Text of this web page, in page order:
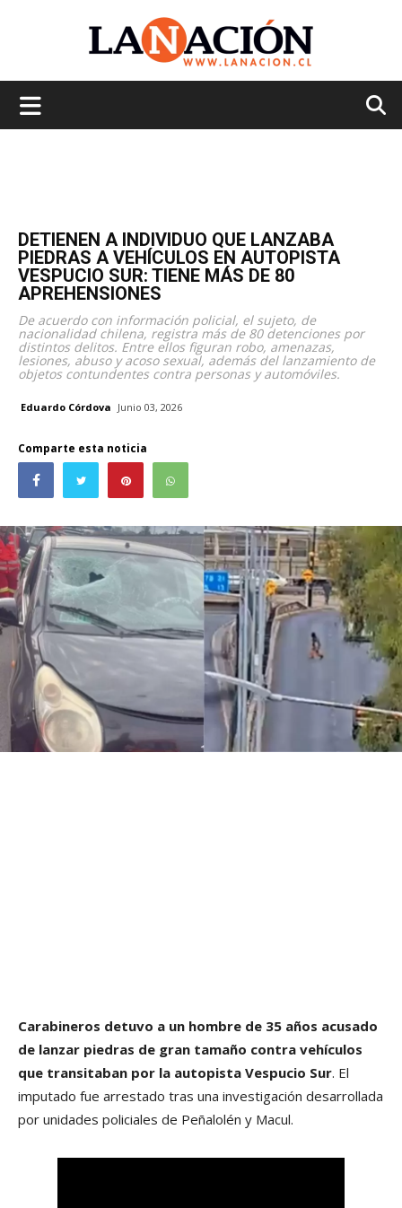
DETIENEN A INDIVIDUO QUE LANZABA
PIEDRAS A VEHÍCULOS EN AUTOPISTA
VESPUCIO SUR: TIENE MÁS DE 80
APREHENSIONES
De acuerdo con información policial, el sujeto, de
nacionalidad chilena, registra más de 80 detenciones por
distintos delitos. Entre ellos figuran robo, amenazas,
lesiones, abuso y acoso sexual, además del lanzamiento de
objetos contundentes contra personas y automóviles.
Eduardo Córdova Junio 03, 2026
Comparte esta noticia
Carabineros detuvo a un hombre de 35 años acusado
de lanzar piedras de gran tamaño contra vehículos
que transitaban por la autopista Vespucio Sur. El
imputado fue arrestado tras una investigación desarrollada
por unidades policiales de Peñalolén y Macul.